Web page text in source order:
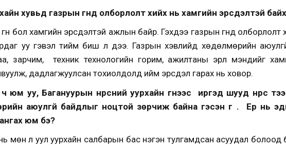
хувьд газрын гүнд олборлолт хийх нь хамгийн эрсдэлтэй
бол хамгийн эрсдэлтэй ажлын байр. Гэхдээ газрын гүнд
уу гэвэл тийм биш л дээ. Газрын хэвлийд хөдөлмөрийн
зарчим, техник технологийн горим, ажилтаны эрүүл мэндийг
дадлагжуулсан тохиолдолд ийм эрсдэл гарах нь ховор.
юм уу, Багануурын нүүрсний уурхайн гүнээс иргэд шууд нүүрс
аюулгүй байдлыг ноцтой зөрчиж байна гэсэн үг үү. Ер нь
юм бэ?
мөн л уул уурхайн салбарын бас нэгэн тулгамдсан асуудал болоод